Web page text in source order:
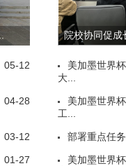
05-12
04-28
03-12
01-27
院校协同促
美加墨世界
大...
美加墨世界
工...
部署重点任
美加墨世界